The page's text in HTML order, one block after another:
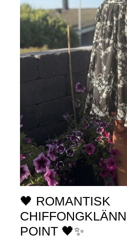
🖤 ROMANTISK
POINT 🖤✨